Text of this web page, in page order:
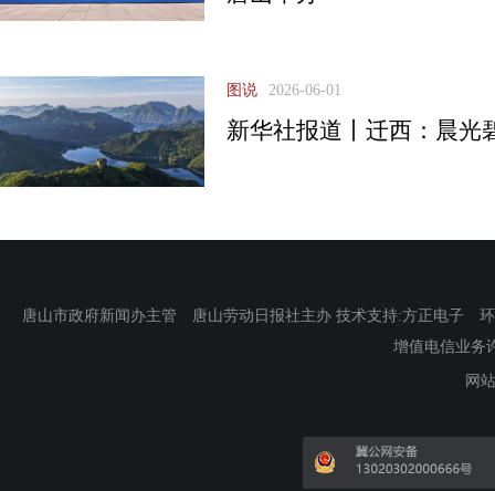
图说 2026-06-01
新华社报道丨迁西：晨光
唐山市政府新闻办主管 唐山劳动日报社主办 技术支持:方正电子
增值电信业务
网